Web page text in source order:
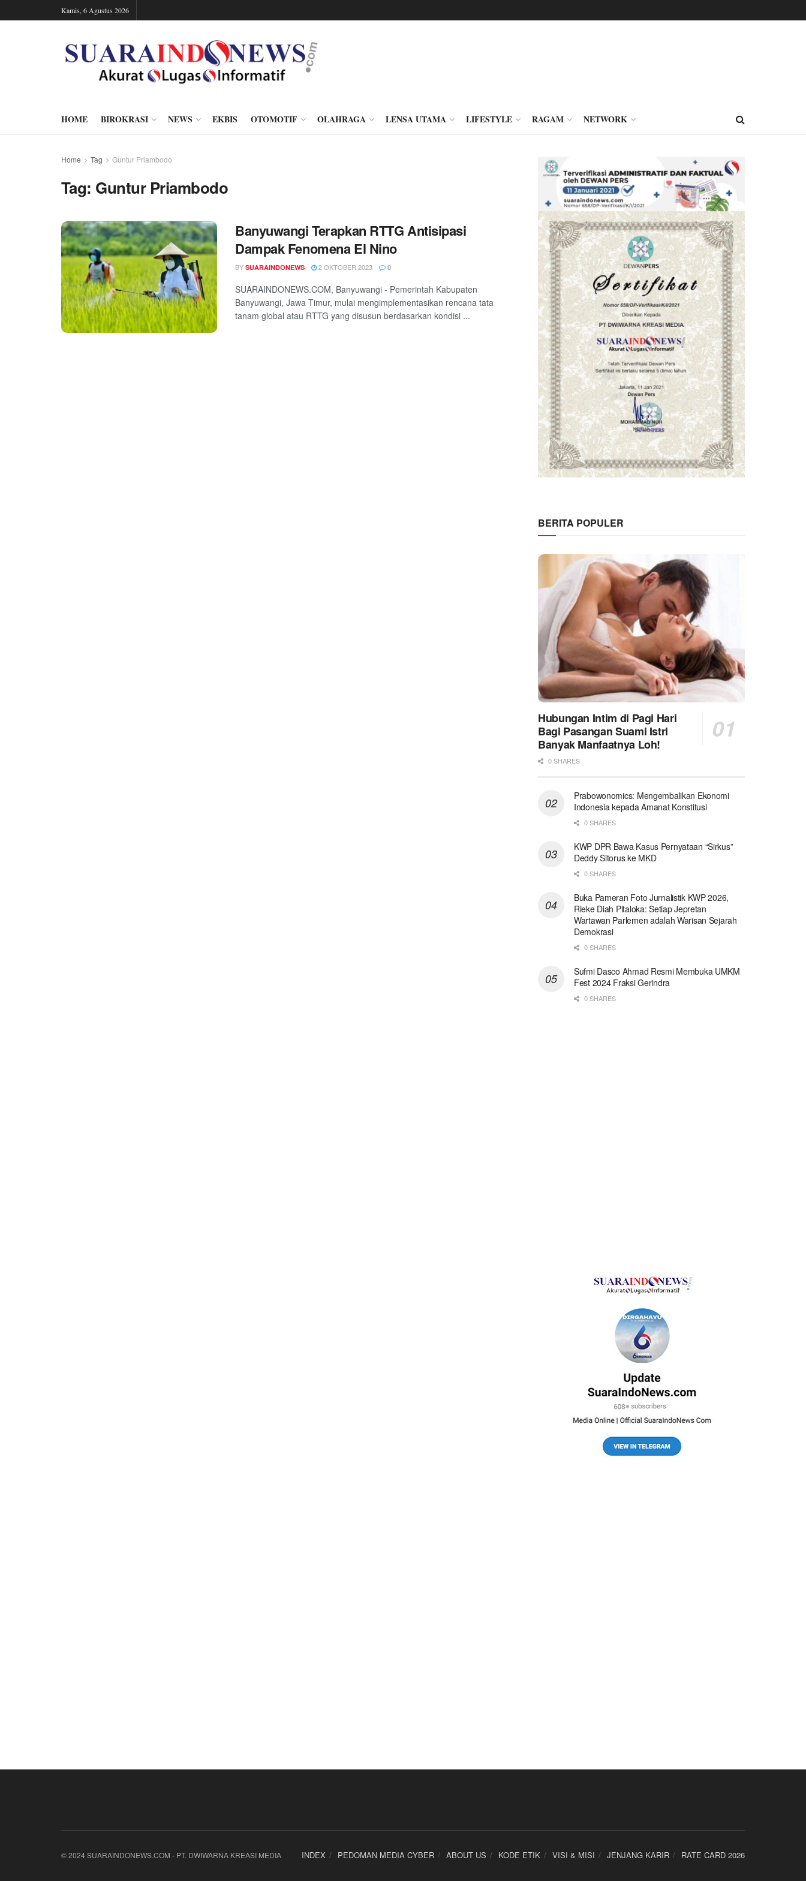
Kamis, 6 Agustus 2026
HOME BIROKRASI NEWS EKBIS OTOMOTIF OLAHRAGA LENSA UTAMA LIFESTYLE RAGAM NETWORK
Home Tag Guntur Priambodo
Tag: Guntur Priambodo
Banyuwangi Terapkan RTTG Antisipasi
Dampak Fenomena El Nino
BY SUARAINDONEWS 2 OKTOBER 2023 0
SUARAINDONEWS.COM, Banyuwangi - Pemerintah Kabupaten
Banyuwangi, Jawa Timur, mulai mengimplementasikan rencana tata
tanam global atau RTTG yang disusun berdasarkan kondisi ...
BERITA POPULER
Hubungan Intim di Pagi Hari
Bagi Pasangan Suami Istri
Banyak Manfaatnya Loh!
0 SHARES
Prabowonomics: Mengembalikan Ekonomi
Indonesia kepada Amanat Konstitusi
0 SHARES
KWP DPR Bawa Kasus Pernyataan “Sirkus”
Deddy Sitorus ke MKD
0 SHARES
Buka Pameran Foto Jurnalistik KWP 2026,
Rieke Diah Pitaloka: Setiap Jepretan
Wartawan Parlemen adalah Warisan Sejarah
Demokrasi
0 SHARES
Sufmi Dasco Ahmad Resmi Membuka UMKM
Fest 2024 Fraksi Gerindra
0 SHARES
INDEX PEDOMAN MEDIA CYBER ABOUT US KODE ETIK VISI & MISI JENJANG KARIR RATE CARD 2026
© 2024 SUARAINDONEWS.COM - PT. DWIWARNA KREASI MEDIA